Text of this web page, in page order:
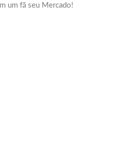
um fã seu Mercado!